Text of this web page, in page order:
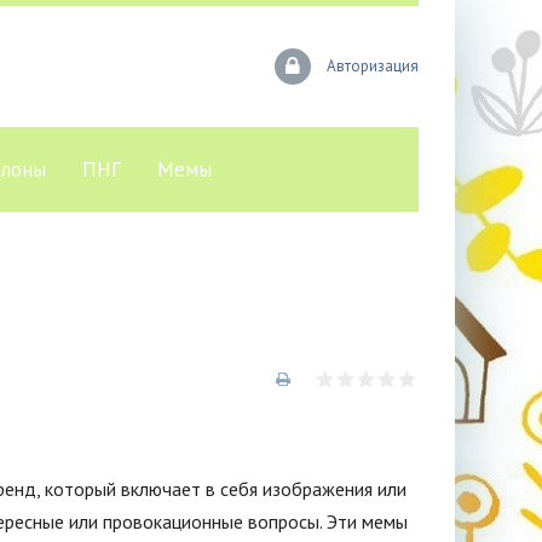
Авторизация
ПНГ Мемы
который включает в себя изображения или
или провокационные вопросы. Эти мемы